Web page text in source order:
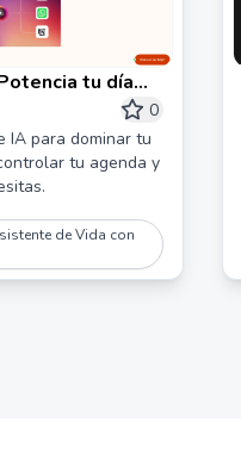
tu día
personal 0
IA para dominar tu
tu agenda y
de Vida con